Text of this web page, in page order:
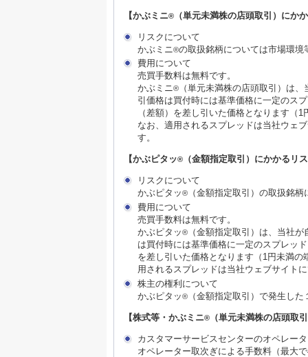
【かぶミニ® （単元未満株の店頭取引）にか
リスクについて
かぶミニ ®の取扱銘柄については市場環
費用について
売買手数料は無料です。
かぶミニ®
（単元未満株の店頭取引）は
引価格は買付時には基準価格に一定のス
（差額）を差し引いた価格となります（
なお、適用されるスプレッドは当社ウェ
す。
【かぶピタッ® （金額指定取引）にかかるリ
リスクについて
かぶピタッ®
（金額指定取引）の取扱銘
費用について
売買手数料は無料です。
かぶピタッ®
（金額指定取引）は、当社
は買付時には基準価格に一定のスプレッ
を差し引いた価格となります（1円未満
用されるスプレッドは当社ウェブサイト
株主の権利について
かぶピタッ® （金額指定取引）で発生し
【株式等・かぶミニ® （単元未満株の店頭取
カスタマーサービスセンターのオペレー
オペレーター取次ぎによる手数料（最大